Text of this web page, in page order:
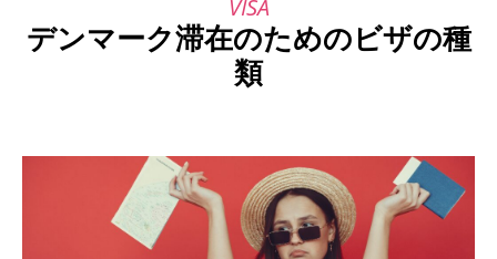
デンマーク滞在のためのビザの種
類